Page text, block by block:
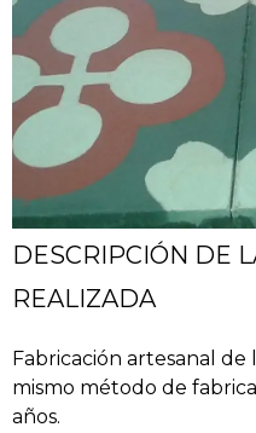
DESCRIPCIÓN DE
REALIZADA
Fabricación artesanal de
mismo método de
años.